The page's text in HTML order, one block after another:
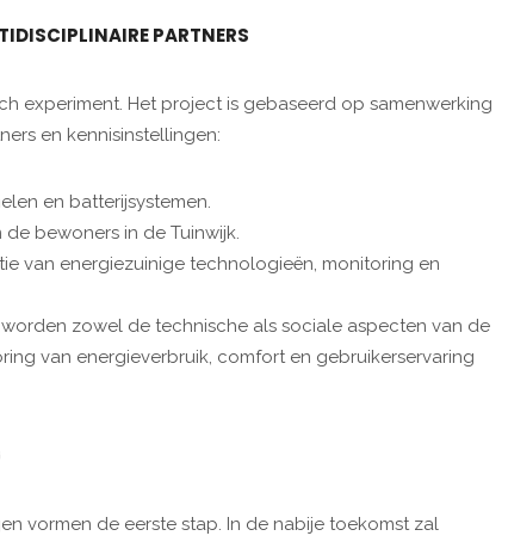
PARTNERS
experiment. Het project is gebaseerd op samenwerking
en kennisinstellingen:
en batterijsystemen.
bewoners in de Tuinwijk.
van energiezuinige technologieën, monitoring en
zowel de technische als sociale aspecten van de
van energieverbruik, comfort en gebruikerservaring
vormen de eerste stap. In de nabije toekomst zal